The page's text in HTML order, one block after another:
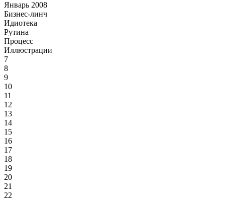
Январь 2008
Бизнес-линч
Идиотека
Рутина
Процесс
Иллюстрации
7
8
9
10
11
12
13
14
15
16
17
18
19
20
21
22